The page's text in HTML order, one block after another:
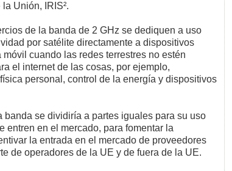
Unión, IRIS².
de la banda de 2 GHz se dediquen a uso
por satélite directamente a dispositivos
cuando las redes terrestres no estén
el internet de las cosas, por ejemplo,
personal, control de la energía y dispositivos
banda se dividiría a partes iguales para su uso
entren en el mercado, para fomentar la
la entrada en el mercado de proveedores
de operadores de la UE y de fuera de la UE.